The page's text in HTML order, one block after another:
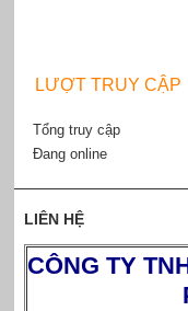
LƯỢT TRUY CẬP
Tổng truy cập
Đang online
LIÊN HỆ
CÔNG TY